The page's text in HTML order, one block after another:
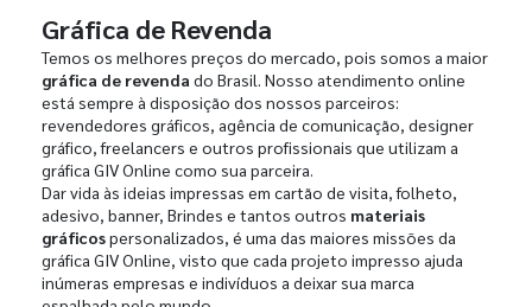
Gráfica de Revenda
Temos os melhores preços do mercado, pois somos a maior
gráfica de revenda do Brasil. Nosso atendimento online
está sempre à disposição dos nossos parceiros:
revendedores gráficos, agência de comunicação, designer
gráfico, freelancers e outros profissionais que utilizam a
gráfica GIV Online como sua parceira.
Dar vida às ideias impressas em cartão de visita, folheto,
adesivo, banner, Brindes e tantos outros materiais
gráficospersonalizados, é uma das maiores missões da
gráfica GIV Online, visto que cada projeto impresso ajuda
inúmeras empresas e indivíduos a deixar sua marca